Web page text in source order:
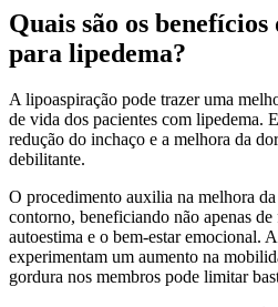
Quais são os
para lipedema?
A lipoaspiração pode trazer uma
de vida dos pacientes com lipedema.
redução do inchaço e a melhora da
debilitante.
O procedimento auxilia na melhora
contorno, beneficiando não apenas
autoestima e o bem-estar emocional.
experimentam um aumento na
gordura nos membros pode limitar